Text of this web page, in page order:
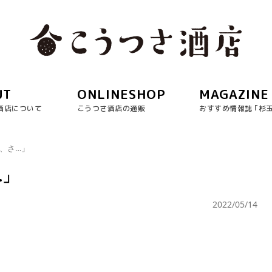
店について
ONLINESHOP
こうつさ酒店の通販
MAGAZINE
おすすめ情報誌 ｢杉
さ…」
2022/05/14